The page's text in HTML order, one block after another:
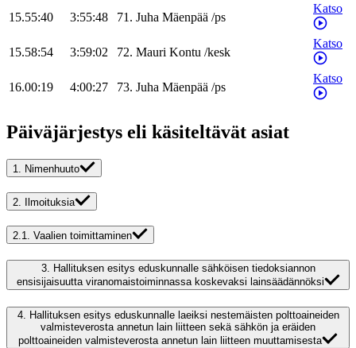
15.55:40 3:55:48 71. Juha Mäenpää /ps
Katso
15.58:54 3:59:02 72. Mauri Kontu /kesk
Katso
16.00:19 4:00:27 73. Juha Mäenpää /ps
Katso
Päiväjärjestys eli käsiteltävät asiat
1. Nimenhuuto
2. Ilmoituksia
2.1. Vaalien toimittaminen
3. Hallituksen esitys eduskunnalle sähköisen tiedoksiannon
ensisijaisuutta viranomaistoiminnassa koskevaksi lainsäädännöksi
4. Hallituksen esitys eduskunnalle laeiksi nestemäisten polttoaineiden
valmisteverosta annetun lain liitteen sekä sähkön ja eräiden
polttoaineiden valmisteverosta annetun lain liitteen muuttamisesta